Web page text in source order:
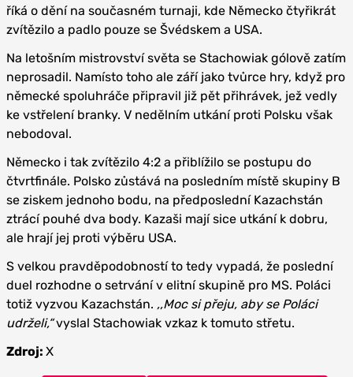
říká o dění na současném turnaji, kde Německo čtyřikrát
zvítězilo a padlo pouze se Švédskem a USA.
Na letošním mistrovství světa se Stachowiak gólově zatím
neprosadil. Namísto toho ale září jako tvůrce hry, když pro
německé spoluhráče připravil již pět přihrávek, jež vedly
ke vstřelení branky. V nedělním utkání proti Polsku však
nebodoval.
Německo i tak zvítězilo 4:2 a přiblížilo se postupu do
čtvrtfinále. Polsko zůstává na posledním místě skupiny B
se ziskem jednoho bodu, na předposlední Kazachstán
ztrácí pouhé dva body. Kazaši mají sice utkání k dobru,
ale hrají jej proti výběru USA.
S velkou pravděpodobností to tedy vypadá, že poslední
duel rozhodne o setrvání v elitní skupině pro MS. Poláci
totiž vyzvou Kazachstán. ‚‚Moc si přeju, aby se Poláci
udrželi,“vyslal Stachowiak vzkaz k tomuto střetu.
Zdroj: X